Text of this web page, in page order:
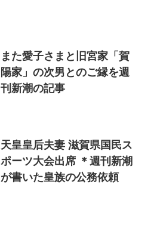
また愛子さまと旧宮家「賀
陽家」の次男とのご縁を週
刊新潮の記事
天皇皇后夫妻 滋賀県国民ス
ポーツ大会出席 ＊週刊新潮
が書いた皇族の公務依頼